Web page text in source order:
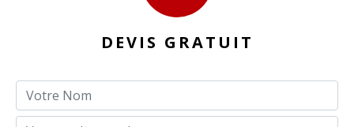
DEVIS GRATUIT